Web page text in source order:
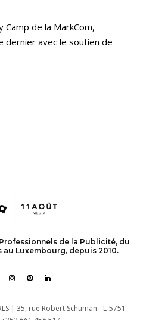
Camp de la MarkCom,
dernier avec le soutien de
de la Publicité, du
au Luxembourg, depuis 2010.
| 35, rue Robert Schuman - L-5751